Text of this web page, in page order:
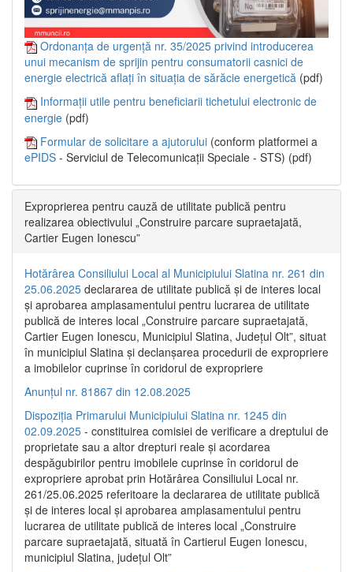
Ordonanța de urgență nr. 35/2025 privind introducerea
unui mecanism de sprijin pentru consumatorii casnici de
energie electrică aflați în situația de sărăcie energetică (pdf)
Informații utile pentru beneficiarii tichetului electronic de
energie (pdf)
Formular de solicitare a ajutorului (conform platformei a
ePIDS - Serviciul de Telecomunicații Speciale - STS) (pdf)
Exproprierea pentru cauză de utilitate publică pentru
realizarea obiectivului „Construire parcare supraetajată,
Cartier Eugen Ionescu”
Hotărârea Consiliului Local al Municipiului Slatina nr. 261 din
25.06.2025 declararea de utilitate publică și de interes local
și aprobarea amplasamentului pentru lucrarea de utilitate
publică de interes local „Construire parcare supraetajată,
Cartier Eugen Ionescu, Municipiul Slatina, Județul Olt”, situat
în municipiul Slatina și declanșarea procedurii de expropriere
a imobilelor cuprinse în coridorul de expropriere
Anunțul nr. 81867 din 12.08.2025
Dispoziția Primarului Municipiului Slatina nr. 1245 din
02.09.2025 - constituirea comisiei de verificare a dreptului de
proprietate sau a altor drepturi reale și acordarea
despăgubirilor pentru imobilele cuprinse în coridorul de
expropriere aprobat prin Hotărârea Consiliului Local nr.
261/25.06.2025 referitoare la declararea de utilitate publică
și de interes local și aprobarea amplasamentului pentru
lucrarea de utilitate publică de interes local „Construire
parcare supraetajată, situată în Cartierul Eugen Ionescu,
municipiul Slatina, județul Olt”